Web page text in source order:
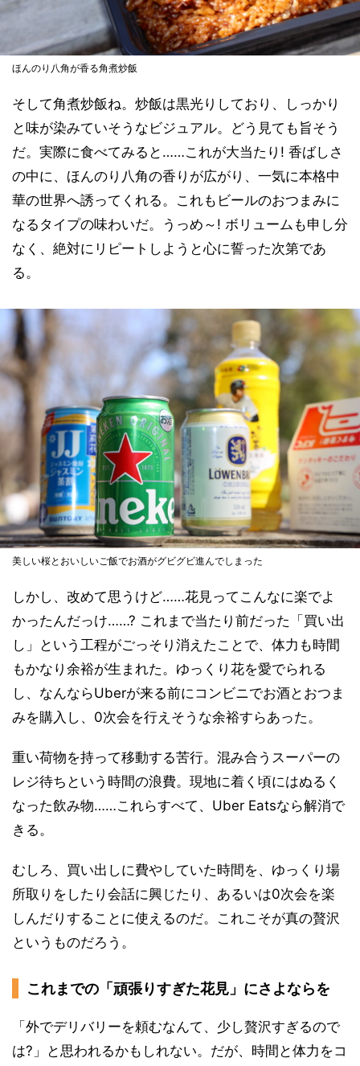
ほんのり八角が香る角煮炒飯
そして角煮炒飯ね。炒飯は黒光りしており、しっかり
と味が染みていそうなビジュアル。どう見ても旨そう
だ。実際に食べてみると……これが大当たり! 香ばしさ
の中に、ほんのり八角の香りが広がり、一気に本格中
華の世界へ誘ってくれる。これもビールのおつまみに
なるタイプの味わいだ。うっめ～! ボリュームも申し分
なく、絶対にリピートしようと心に誓った次第であ
る。
美しい桜とおいしいご飯でお酒がグビグビ進んでしまった
しかし、改めて思うけど……花見ってこんなに楽でよ
かったんだっけ……? これまで当たり前だった「買い出
し」という工程がごっそり消えたことで、体力も時間
もかなり余裕が生まれた。ゆっくり花を愛でられる
し、なんならUberが来る前にコンビニでお酒とおつま
みを購入し、0次会を行えそうな余裕すらあった。
重い荷物を持って移動する苦行。混み合うスーパーの
レジ待ちという時間の浪費。現地に着く頃にはぬるく
なった飲み物……これらすべて、Uber Eatsなら解消で
きる。
むしろ、買い出しに費やしていた時間を、ゆっくり場
所取りをしたり会話に興じたり、あるいは0次会を楽
しんだりすることに使えるのだ。これこそが真の贅沢
というものだろう。
これまでの「頑張りすぎた花見」にさよならを
「外でデリバリーを頼むなんて、少し贅沢すぎるので
は?」と思われるかもしれない。だが、時間と体力をコ